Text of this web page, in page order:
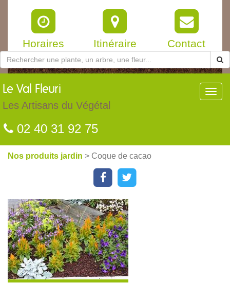
Horaires Itinéraire Contact
Le Val Fleuri
Les Artisans du Végétal
02 40 31 92 75
Nos produits jardin > Coque de cacao